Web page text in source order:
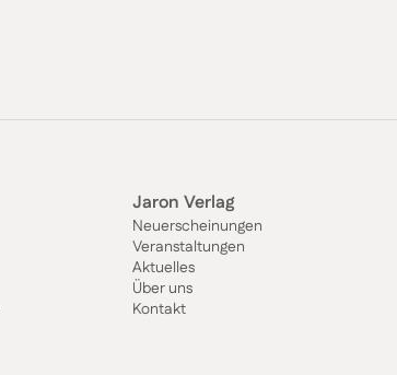
Jaron Verlag
Neuerscheinungen
Veranstaltungen
Aktuelles
Über uns
Kontakt